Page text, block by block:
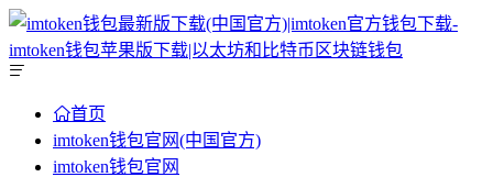
首页
imtoken钱包官网(中国官方)
imtoken钱包官网